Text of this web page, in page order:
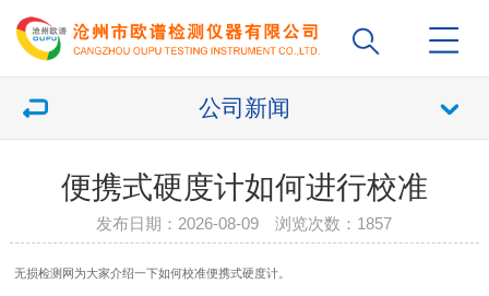
公司新闻
便携式硬度计如何进行校准
发布日期：2026-08-09 浏览次数： 1857
无损检测网为大家介绍一下如何校准便携式硬度计。